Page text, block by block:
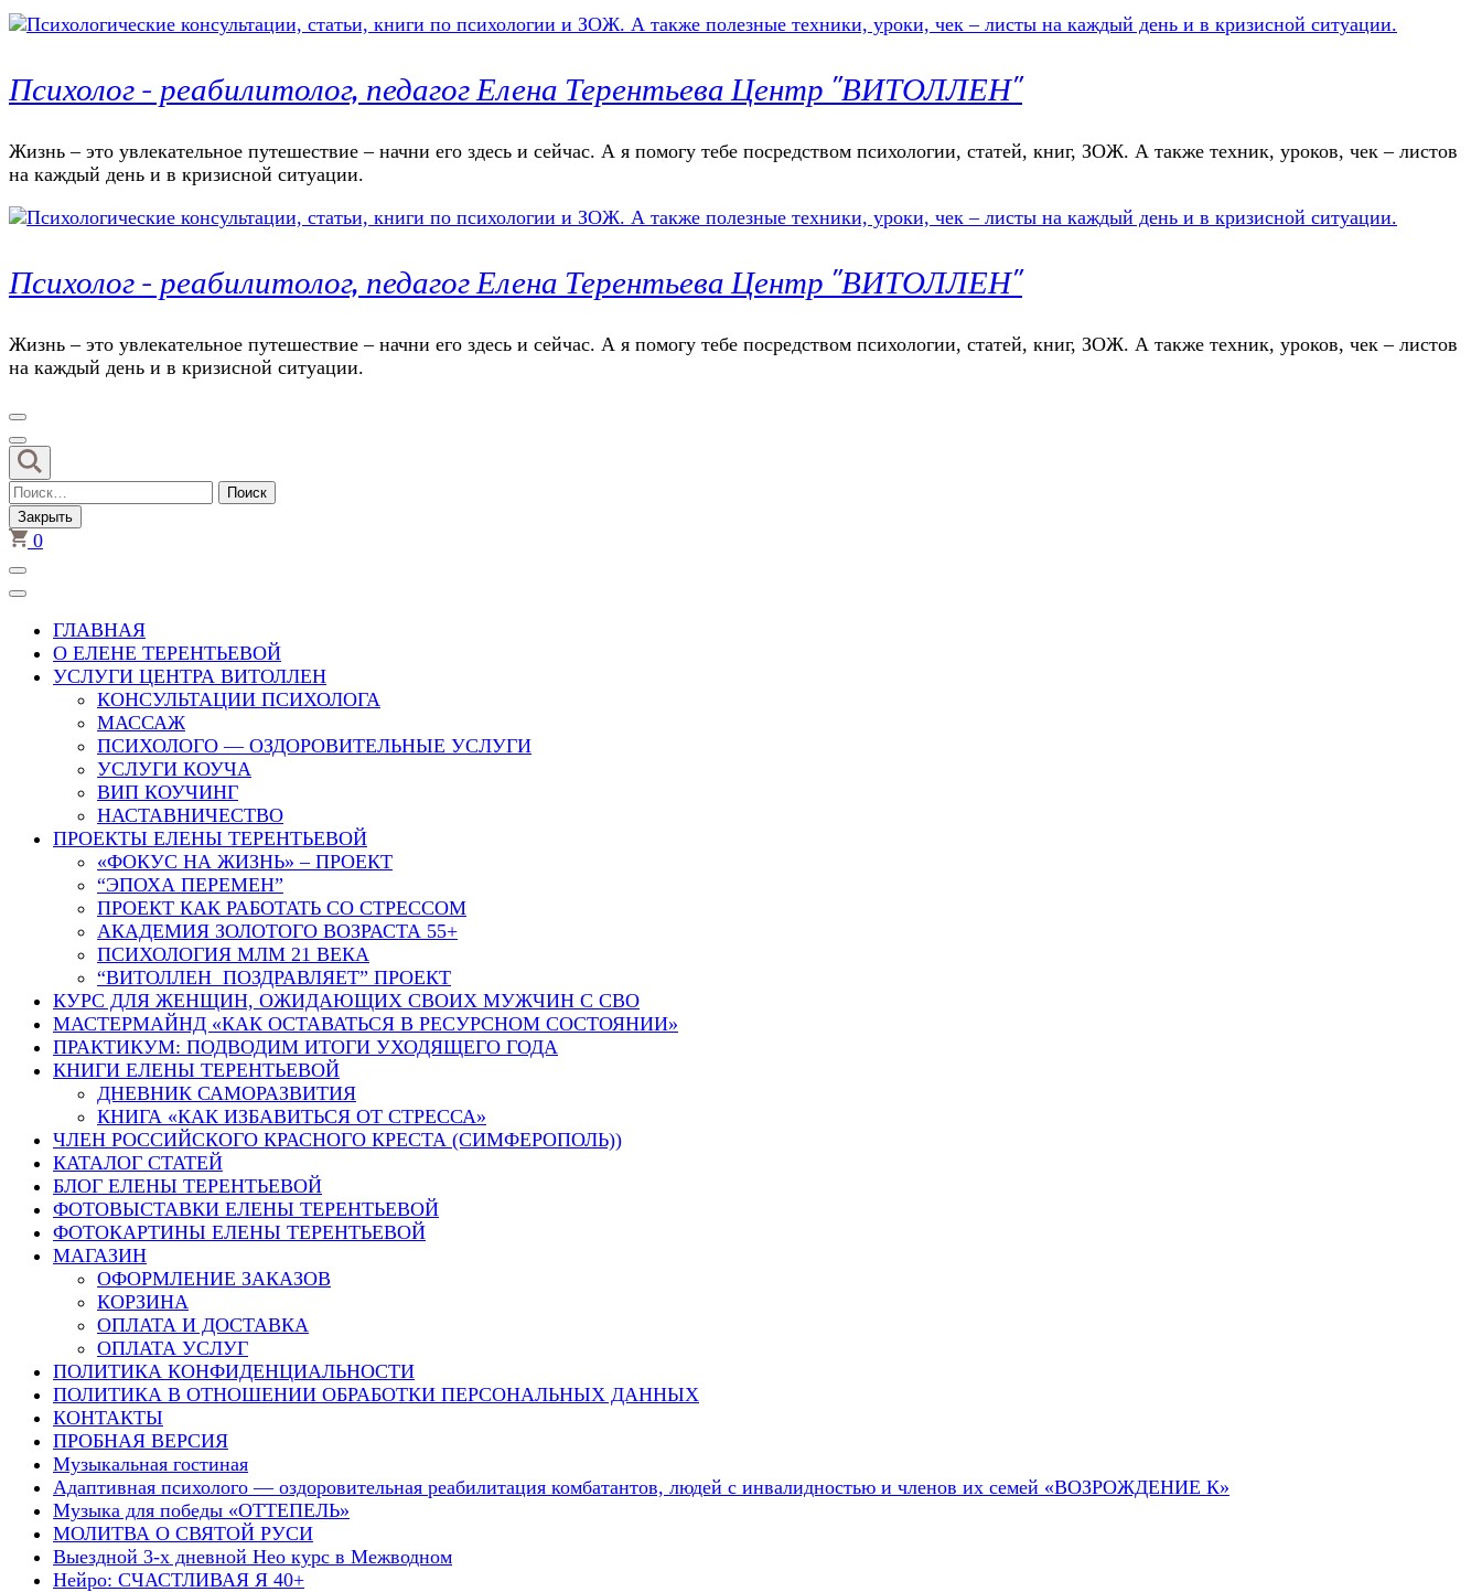
Психолог – реабилитолог, педагог Елена Терентьева Центр "ВИТОЛЛЕН"
Жизнь – это увлекательное путешествие – начни его здесь и сейчас. А я помогу тебе посредством психологии, статей, книг, ЗОЖ. А также техник, уроков, чек – листов
на каждый день и в кризисной ситуации.
Психолог – реабилитолог, педагог Елена Терентьева Центр "ВИТОЛЛЕН"
Жизнь – это увлекательное путешествие – начни его здесь и сейчас. А я помогу тебе посредством психологии, статей, книг, ЗОЖ. А также техник, уроков, чек – листов
на каждый день и в кризисной ситуации.
Найти:
Закрыть
0
ГЛАВНАЯ
О ЕЛЕНЕ ТЕРЕНТЬЕВОЙ
УСЛУГИ ЦЕНТРА ВИТОЛЛЕН
КОНСУЛЬТАЦИИ ПСИХОЛОГА
МАССАЖ
ПСИХОЛОГО — ОЗДОРОВИТЕЛЬНЫЕ УСЛУГИ
УСЛУГИ КОУЧА
ВИП КОУЧИНГ
НАСТАВНИЧЕСТВО
ПРОЕКТЫ ЕЛЕНЫ ТЕРЕНТЬЕВОЙ
«ФОКУС НА ЖИЗНЬ» – ПРОЕКТ
“ЭПОХА ПЕРЕМЕН”
ПРОЕКТ КАК РАБОТАТЬ СО СТРЕССОМ
АКАДЕМИЯ ЗОЛОТОГО ВОЗРАСТА 55+
ПСИХОЛОГИЯ МЛМ 21 ВЕКА
“ВИТОЛЛЕН ПОЗДРАВЛЯЕТ” ПРОЕКТ
КУРС ДЛЯ ЖЕНЩИН, ОЖИДАЮЩИХ СВОИХ МУЖЧИН С СВО
МАСТЕРМАЙНД «КАК ОСТАВАТЬСЯ В РЕСУРСНОМ СОСТОЯНИИ»
ПРАКТИКУМ: ПОДВОДИМ ИТОГИ УХОДЯЩЕГО ГОДА
КНИГИ ЕЛЕНЫ ТЕРЕНТЬЕВОЙ
ДНЕВНИК САМОРАЗВИТИЯ
КНИГА «КАК ИЗБАВИТЬСЯ ОТ СТРЕССА»
ЧЛЕН РОССИЙСКОГО КРАСНОГО КРЕСТА (СИМФЕРОПОЛЬ))
КАТАЛОГ СТАТЕЙ
БЛОГ ЕЛЕНЫ ТЕРЕНТЬЕВОЙ
ФОТОВЫСТАВКИ ЕЛЕНЫ ТЕРЕНТЬЕВОЙ
ФОТОКАРТИНЫ ЕЛЕНЫ ТЕРЕНТЬЕВОЙ
МАГАЗИН
ОФОРМЛЕНИЕ ЗАКАЗОВ
КОРЗИНА
ОПЛАТА И ДОСТАВКА
ОПЛАТА УСЛУГ
ПОЛИТИКА КОНФИДЕНЦИАЛЬНОСТИ
ПОЛИТИКА В ОТНОШЕНИИ ОБРАБОТКИ ПЕРСОНАЛЬНЫХ ДАННЫХ
КОНТАКТЫ
ПРОБНАЯ ВЕРСИЯ
Музыкальная гостиная
Адаптивная психолого — оздоровительная реабилитация комбатантов, людей с инвалидностью и членов их семей «ВОЗРОЖДЕНИЕ К»
Музыка для победы «ОТТЕПЕЛЬ»
МОЛИТВА О СВЯТОЙ РУСИ
Выездной 3-х дневной Нео курс в Межводном
Нейро: СЧАСТЛИВАЯ Я 40+